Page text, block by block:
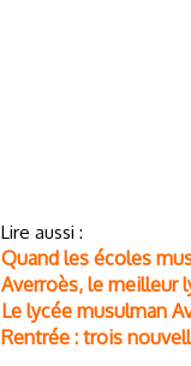
Lire aussi :
Quand les écoles
Averroès, le meilleur
Le lycée musulman
Rentrée : trois